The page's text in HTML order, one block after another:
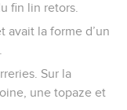
fin lin retors.
avait la forme d’un
Sur la
une topaze et